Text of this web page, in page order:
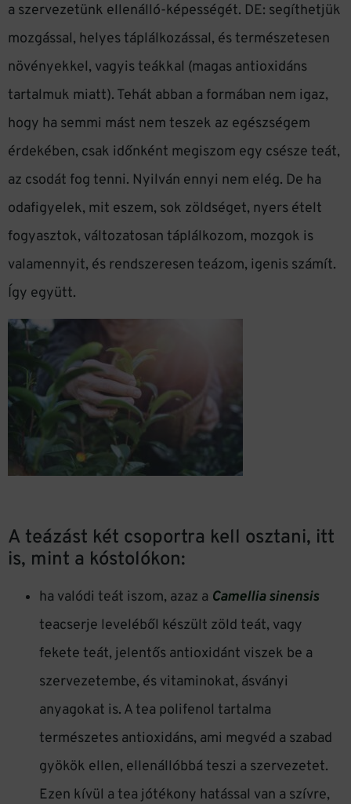
a szervezetünk ellenálló-képességét. DE: segíthetjük
mozgással, helyes táplálkozással, és természetesen
növényekkel, vagyis teákkal (magas antioxidáns
tartalmuk miatt). Tehát abban a formában nem igaz,
hogy ha semmi mást nem teszek az egészségem
érdekében, csak időnként megiszom egy csésze teát,
az csodát fog tenni. Nyilván ennyi nem elég. De ha
odafigyelek, mit eszem, sok zöldséget, nyers ételt
fogyasztok, változatosan táplálkozom, mozgok is
valamennyit, és rendszeresen teázom, igenis számít.
Így együtt.
A teázást két csoportra kell osztani, itt
is, mint a kóstolókon:
ha valódi teát iszom, azaz a Camellia sinensis
teacserje leveléből készült zöld teát, vagy
fekete teát, jelentős antioxidánt viszek be a
szervezetembe, és vitaminokat, ásványi
anyagokat is. A tea polifenol tartalma
természetes antioxidáns, ami megvéd a szabad
gyökök ellen, ellenállóbbá teszi a szervezetet.
Ezen kívül a tea jótékony hatással van a szívre,